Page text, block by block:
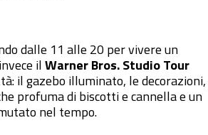
dalle 11 alle 20 per vivere un
invece ilWarner Bros. Studio Tour
il gazebo illuminato, le decorazioni,
profuma di biscotti e cannella e un
nel tempo.